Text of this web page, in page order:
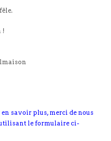
!
savoir plus, merci de nous
le formulaire ci-